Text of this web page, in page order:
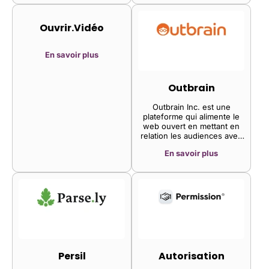
permettre aux
l'actualité.
Ouvrir.Vidéo
En savoir plus
Outbrain
Outbrain Inc. est une
plateforme qui alimente le
web ouvert en mettant en
relation les audiences avec
publicités personnalisés,
engagement de qualité. Sa
publicités aux utilisateurs
finaux sous forme de liens
revenus des annonceurs
grâce à l'interaction des
En savoir plus
Persil Autorisation